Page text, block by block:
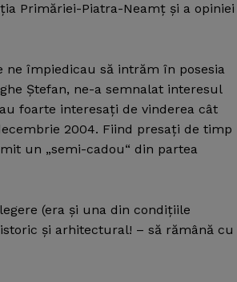
Primăriei-Piatra-Neamţ şi a opiniei
ne împiedicau să intrăm în posesia
Ştefan, ne-a semnalat interesul
foarte interesaţi de vinderea cât
2004. Fiind presaţi de timp
un „semi-cadou“ din partea
(era şi una din condiţiile
şi arhitectural! – să rămână cu